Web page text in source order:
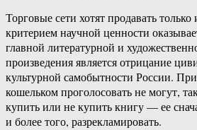
Торговые сети хотят продавать
критерием научной ценности
главной литературной и
произведения является отрицание
культурной самобытности России.
кошельком проголосовать не могут,
купить или не купить книгу — ее
и более того, разрекламировать.